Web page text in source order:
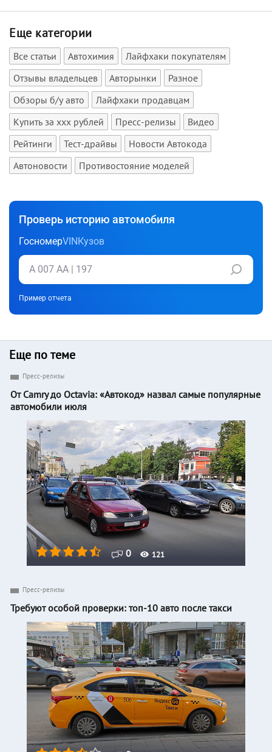
Еще категории
Все статьи Автохимия
Лайфхаки покупателям
Отзывы владельцев
Авторынки
Разное
Обзоры б/у авто
Лайфхаки продавцам
Купить за xxx рублей
Пресс-релизы
Видео
Рейтинги
Тест-драйвы
Новости Автокода
Автоновости
Противостояние моделей
Проверь историю автомобиля
ГосномерVINКузов
Пример отчета
Еще по теме
0 121
Пресс-релизы
От Camry до Octavia: «Автокод» назвал самые популярные
автомобили июля
Пресс-релизы
Требуют особой проверки: топ-10 авто после такси